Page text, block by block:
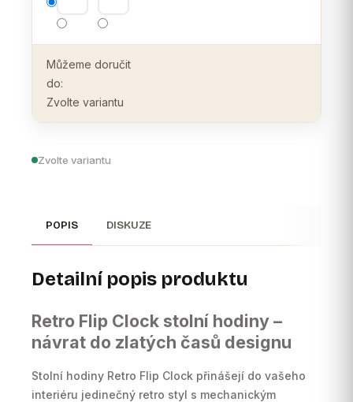
Zvolte variantu
Můžeme doručit
do:
Zvolte variantu
POPIS DISKUZE
Detailní popis produktu
Retro Flip Clock stolní hodiny –
návrat do zlatých časů designu
Stolní hodiny Retro Flip Clock přinášejí do vašeho
interiéru jedinečný retro styl s mechanickým